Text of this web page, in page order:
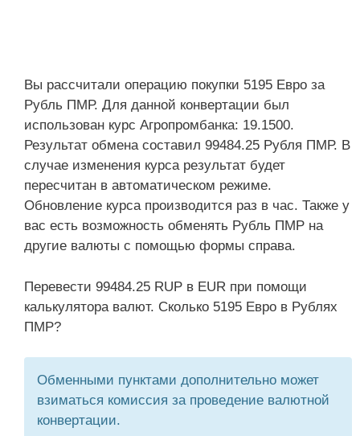
Вы рассчитали операцию покупки 5195 Евро за
Рубль ПМР. Для данной конвертации был
использован курс Агропромбанка: 19.1500.
Результат обмена составил 99484.25 Рубля ПМР. В
случае изменения курса результат будет
пересчитан в автоматическом режиме.
Обновление курса производится раз в час. Также у
вас есть возможность обменять Рубль ПМР на
другие валюты с помощью формы справа.
Перевести 99484.25 RUP в EUR при помощи
калькулятора валют. Сколько 5195 Евро в Рублях
ПМР?
Обменными пунктами дополнительно может
взиматься комиссия за проведение валютной
конвертации.